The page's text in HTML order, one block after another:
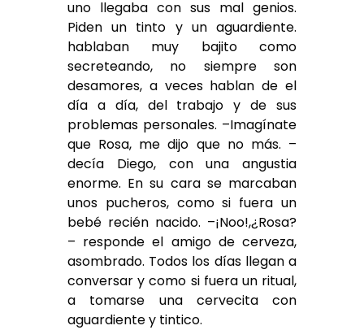
uno llegaba con sus mal genios.
Piden un tinto y un aguardiente.
hablaban muy bajito como
secreteando, no siempre son
desamores, a veces hablan de el
día a día, del trabajo y de sus
problemas personales. –Imagínate
que Rosa, me dijo que no más. –
decía Diego, con una angustia
enorme. En su cara se marcaban
unos pucheros, como si fuera un
bebé recién nacido. –¡Noo!,¿Rosa?
– responde el amigo de cerveza,
asombrado. Todos los días llegan a
conversar y como si fuera un ritual,
a tomarse una cervecita con
aguardiente y tintico.